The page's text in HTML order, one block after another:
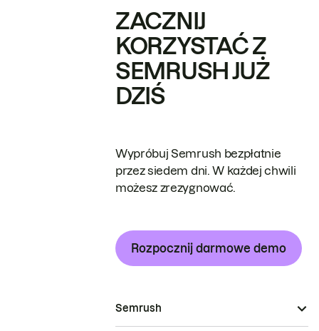
ZACZNIJ
KORZYSTAĆ Z
SEMRUSH JUŻ
DZIŚ
Wypróbuj Semrush bezpłatnie
przez siedem dni. W każdej chwili
możesz zrezygnować.
Rozpocznij darmowe demo
Semrush